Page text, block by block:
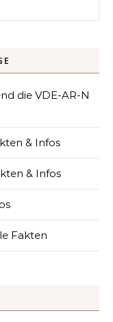
die VDE-AR-N
& Infos
& Infos
Fakten